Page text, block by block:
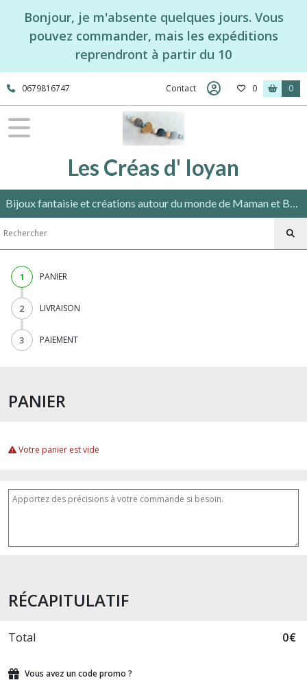
Bonjour, je m'absente quelques jours. Vous
pouvez commander, mais les expéditions
reprendront à partir du 10
0679816747 Contact 0 0
Les Créas d' Ioyan
Bijoux fantaisie et créations autour du monde de Maman et Bébé répondant aux normes en vigueur.
1 PANIER
2 LIVRAISON
3 PAIEMENT
PANIER
Votre panier est vide
RÉCAPITULATIF
Total 0€
Vous avez un code promo ?